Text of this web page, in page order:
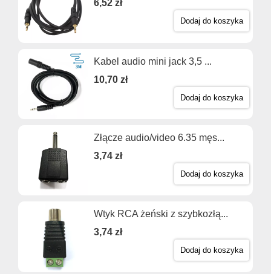
6,52 zł
Dodaj do koszyka
Kabel audio mini jack 3,5 ...
10,70 zł
Dodaj do koszyka
Złącze audio/video 6.35 męs...
3,74 zł
Dodaj do koszyka
Wtyk RCA żeński z szybkozłą...
3,74 zł
Dodaj do koszyka